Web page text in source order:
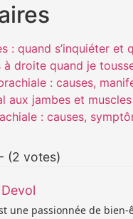
: quand s’inquiéter et
droite quand je
: causes,
aux jambes et
: causes,
(2 votes)
une passionnée de